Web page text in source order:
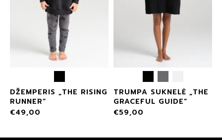
DŽEMPERIS „THE RISING
RUNNER”
€49,00
TRUMPA SUKNELĖ „THE
GRACEFUL GUIDE”
€59,00